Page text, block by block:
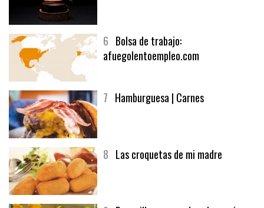
6 Bolsa de trabajo:
afuegolentoempleo.com
7 Hamburguesa | Carnes
8 Las croquetas de mi madre